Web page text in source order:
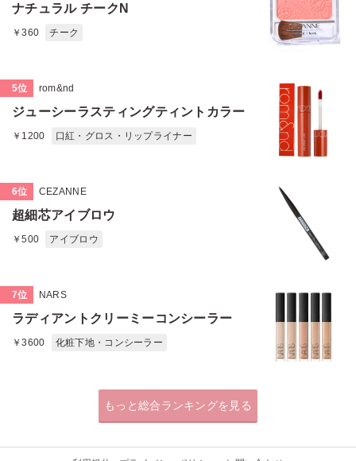
ナチュラル チークN
￥360 チーク
5位 rom&nd
ジューシーラスティングティントカラー
￥1200 口紅・グロス・リップライナー
6位 CEZANNE
超細芯アイブロウ
￥500 アイブロウ
7位 NARS
ラディアントクリーミーコンシーラー
￥3600 化粧下地・コンシーラー
もっと総合ランキングを見る